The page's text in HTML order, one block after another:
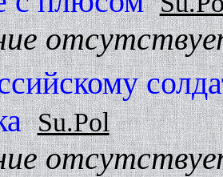
Su.Pol